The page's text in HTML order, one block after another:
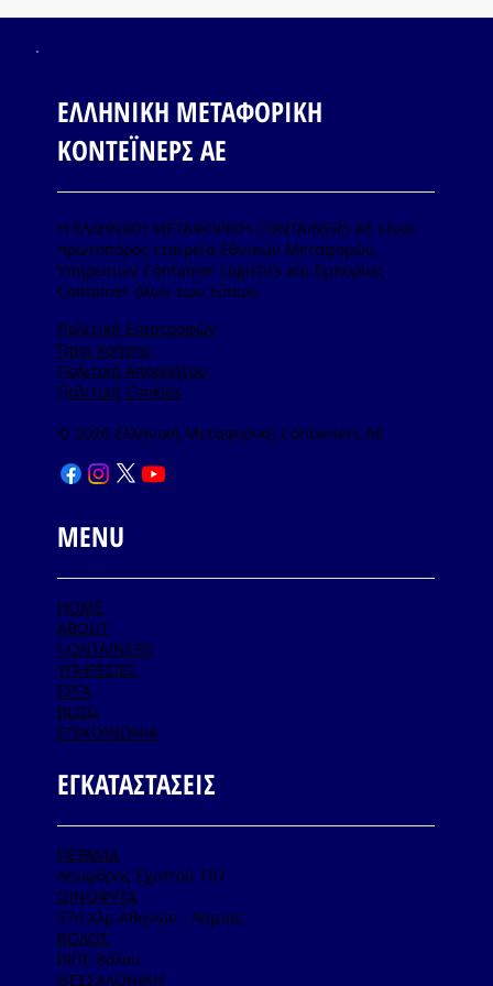
HOME
ABOUT
CONTAINERS
ΥΠΗΡΕΣΙΕΣ
ΕΡΓΑ
BLOG
ΕΠΙΚΟΙΝΩΝΙΑ
MENU
ΕΓΚΑΤΑΣΤΑΣΕΙΣ
ΠΕΡΑΜΑ
Λεωφόρος Σχιστού 107
ΟΙΝΟΦΥΤΑ
57ο Χλμ Αθηνών - Λαμίας
ΒΟΛΟΣ
ΒΙΠΕ Βόλου
ΘΕΣΣΑΛΟΝΙΚΗ
ΕΛΛΗΝΙΚΗ ΜΕΤΑΦΟΡΙΚΗ
ΚΟΝΤΕΪΝΕΡΣ ΑΕ
Η ΕΛΛΗΝΙΚΗ ΜΕΤΑΦΟΡΙΚΗ CONTAINERS ΑΕ είναι
πρωτοπόρος εταιρεία Εθνικών Μεταφορών,
Υπηρεσιών Container Logistics και Εμπορίας
Container όλων των τύπων.
Πολιτική Επιστροφών
Όροι Χρήσης
Πολιτική Απορρήτου
Πολιτική Cookies
© 2026 Ελληνική Μεταφορική Containers AE